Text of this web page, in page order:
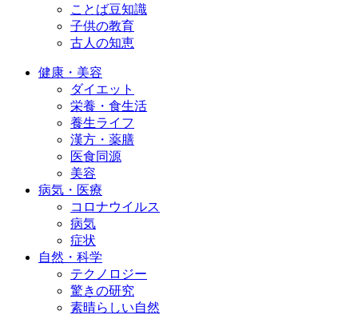
ことば豆知識
子供の教育
古人の知恵
健康・美容
ダイエット
栄養・食生活
養生ライフ
漢方・薬膳
医食同源
美容
病気・医療
コロナウイルス
病気
症状
自然・科学
テクノロジー
驚きの研究
素晴らしい自然